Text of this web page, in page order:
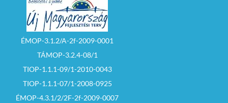
ÉMOP-3.1.2/A-2f-2009-0001
TÁMOP-3.2.4-08/1
TIOP-1.1.1-09/1-2010-0043
TIOP-1.1.1-07/1-2008-0925
ÉMOP-4.3.1/2/2F-2f-2009-0007